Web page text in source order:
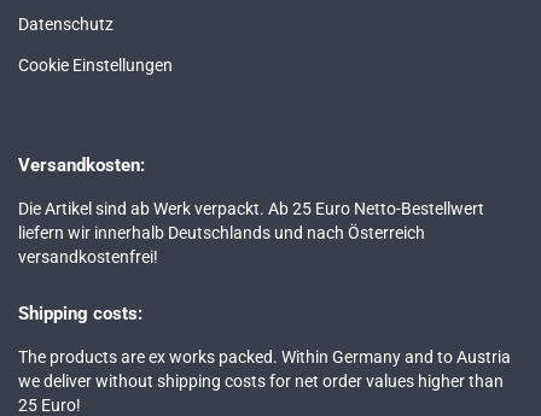
Datenschutz
Cookie Einstellungen
Versandkosten:
Die Artikel sind ab Werk verpackt. Ab 25 Euro Netto-Bestellwert
liefern wir innerhalb Deutschlands und nach Österreich
versandkostenfrei!
Shipping costs:
The products are ex works packed. Within Germany and to Austria
we deliver without shipping costs for net order values higher than
25 Euro!